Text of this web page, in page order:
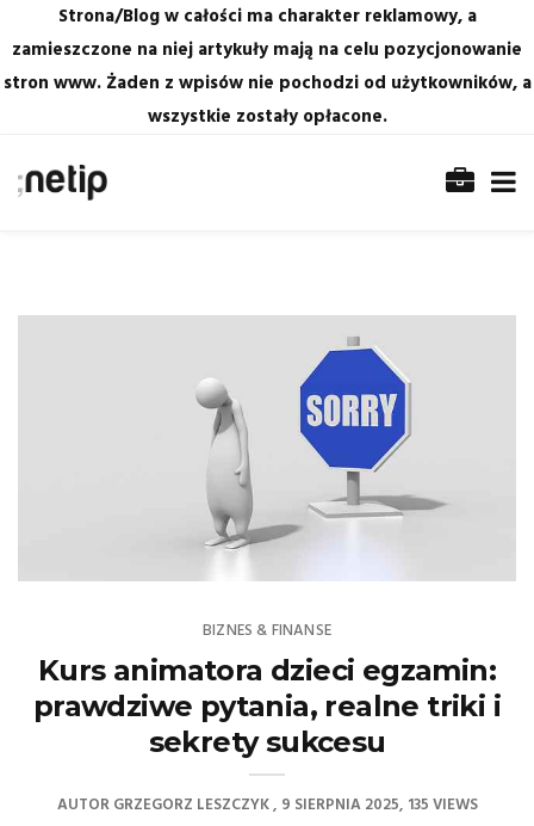
Strona/Blog w całości ma charakter reklamowy, a
zamieszczone na niej artykuły mają na celu pozycjonowanie
stron www. Żaden z wpisów nie pochodzi od użytkowników, a
wszystkie zostały opłacone.
BIZNES & FINANSE
Kurs animatora dzieci egzamin:
prawdziwe pytania, realne triki i
sekrety sukcesu
AUTORGRZEGORZ LESZCZYK 9 SIERPNIA 2025 135 VIEWS